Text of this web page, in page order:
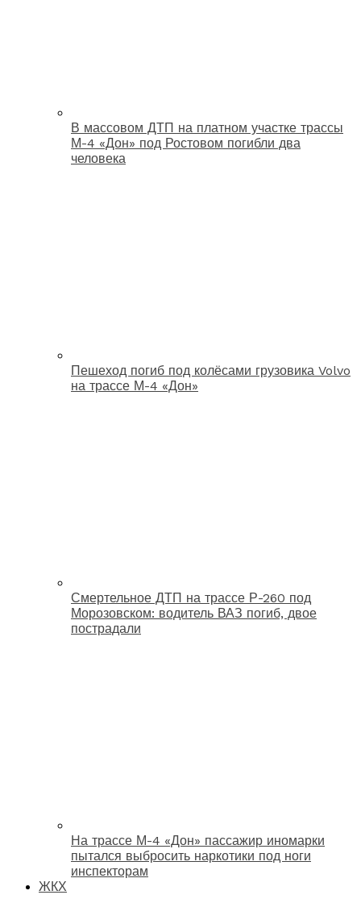
В массовом ДТП на платном участке трассы
М-4 «Дон» под Ростовом погибли два
человека
Пешеход погиб под колёсами грузовика Volvo
на трассе М-4 «Дон»
Смертельное ДТП на трассе Р-260 под
Морозовском: водитель ВАЗ погиб, двое
пострадали
На трассе М-4 «Дон» пассажир иномарки
пытался выбросить наркотики под ноги
инспекторам
ЖКХ